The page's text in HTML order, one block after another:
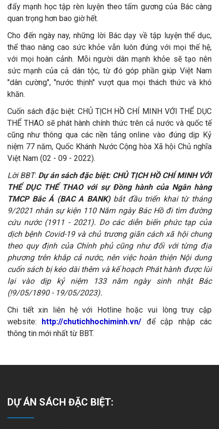
đẩy mạnh học tập rèn luyện theo tấm gương của Bác càng
quan trọng hơn bao giờ hết.
Cho đến ngày nay, những lời Bác dạy về tập luyện thể dục,
thể thao nâng cao sức khỏe vẫn luôn đúng với mọi thế hệ,
với mọi hoàn cảnh. Mỗi người dân mạnh khỏe sẽ tạo nên
sức mạnh của cả dân tộc, từ đó góp phần giúp Việt Nam
"dân cường", "nước thịnh" vượt qua mọi thách thức và khó
khăn.
Cuốn sách đặc biệt: CHỦ TỊCH HỒ CHÍ MINH VỚI THỂ DỤC
THỂ THAO sẽ phát hành chính thức trên cả nước và quốc tế
cũng như thông qua các nền tảng online vào đúng dịp Kỷ
niệm 77 năm, Quốc Khánh Nước Cộng hòa Xã hội Chủ nghĩa
Việt Nam (02 - 09 - 2022).
Lời BBT: Dự án sách đặc biệt: CHỦ TỊCH HỒ CHÍ MINH VỚI
THỂ DỤC THỂ THAOvới sự Đồng hành của Ngân hàng
TMCP Bắc Á (BAC A BANK)bắt đầu triển khai từ tháng
9/2021 nhân sự kiện 110 Năm ngày Bác Hồ đi tìm đường
cứu nước (1911 - 2021). Do các diễn biến phức tạp của
dịch bệnh Covid-19 và chủ trương giãn cách xã hội chung
theo quy định của Chính phủ cũng như đối với từng địa
phương trên khắp cả nước, nên việc hoàn thiện Nội dung
cuốn sách bị kéo dài thêm và kế hoạch Phát hành được lùi
lại vào dịp kỷ niệm 133 năm ngày sinh nhật Bác
(!9/05/1890 - 19/05/2023).
Chi tiết xin liên hệ với Hotline hoặc vui lòng truy cập
website:
http://chutichhochiminh.vn/ để cập nhập các
thông tin mới nhất từ BBT.
DỰ ÁN SÁCH ĐẶC BIỆT: